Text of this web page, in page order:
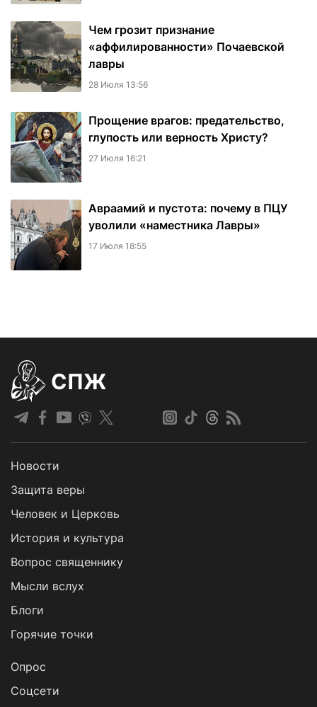
Чем грозит признание
«аффилированности» Почаевской
лавры
28 Июля 13:56
Прощение врагов: предательство,
глупость или верность Христу?
27 Июля 16:21
Авраамий и пустота: почему в ПЦУ
уволили «наместника Лавры»
17 Июля 18:55
СПЖ
Новости
Защита веры
Человек и Церковь
История и культура
Вопрос священнику
Мысли вслух
Блоги
Горячие точки
Опрос
Cоцсети